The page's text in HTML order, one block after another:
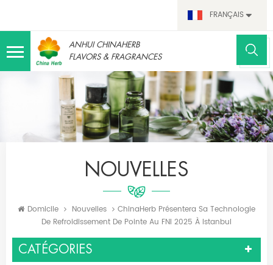
FRANÇAIS
ANHUI CHINAHERB
FLAVORS & FRAGRANCES
NOUVELLES
Domicile Nouvelles
ChinaHerb Présentera Sa Technologie
De Refroidissement De Pointe Au FNI 2025 À Istanbul
CATÉGORIES